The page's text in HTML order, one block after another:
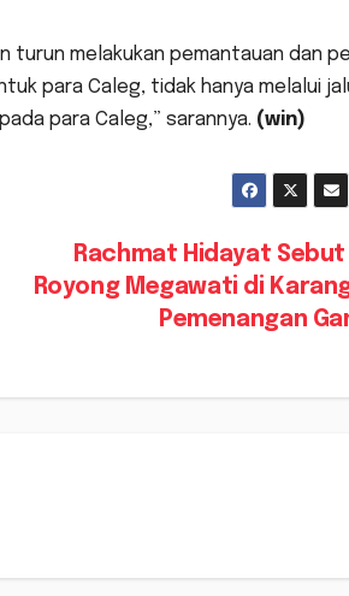
turun melakukan pemantauan dan
para Caleg, tidak hanya melalui
para Caleg,” sarannya. (win)
Rachmat Hidayat
Royong Megawati di
Pemenangan